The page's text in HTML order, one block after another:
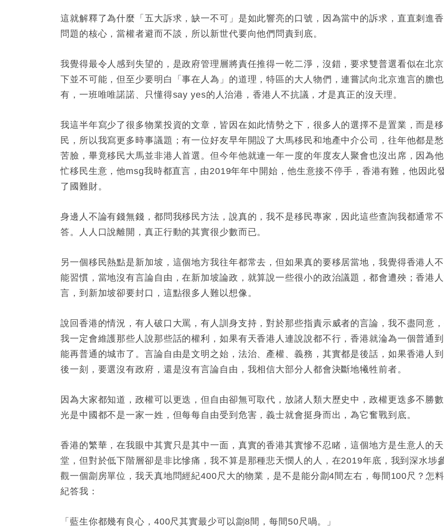
這就解釋了為什麼「五大訴求，缺一不可」是如此響亮的口號，因為當中的訴求，直直刺進
問題的核心，當權者避而不談，所以新世代要向他們問責到底。
我覺得最令人感到失望的，是政府管理層將責任推得一乾二淨，沒錯，要求雙普選看似在北
下並不可能，但至少要明白「事在人為」的道理，特區的大人物們，連嘗試向北京進言的膽
有，一班唯唯諾諾、只懂得say yes的人治港，香港人不抗議，才是真正的沒天理。
我這半年寫少了很多物業投資的文章，皆因在如此情勢之下，很多人的選擇不是置業，而是移
民，所以我寫更多時事議題；有一位好友早年開設了大馬移民和地產中介公司，往年他都是
苦臉，畢竟移民大馬並非港人首選。但今年他就連一年一度的年度友人聚會也沒出席，因為
忙移民生意，他msg我時都直言，由2019年年中開始，他生意接不停手，香港有難，他因此
了國難財。
身邊人不論有錢無錢，都問我移民方法，說真的，我不是移民專家，因此這些查詢我都通常不
答。人人口說離開，真正行動的其實很少數而已。
另一個移民熱點是新加坡，這個地方我往年都常去，但如果真的要移居當地，我覺得香港人
能習慣，當地沒有言論自由，在新加坡論政，就算說一些很小的政治議題，都會遭殃；香港
言，到新加坡卻要封口，這點很多人難以想像。
說回香港的情況，有人破口大罵，有人訓身支持，對於那些指責示威者的言論，我不盡同意
我一定會維護那些人說那些話的權利，如果有天香港人連說說都不行，香港就淪為一個普通
能再普通的城市了。言論自由是文明之始，法治、產權、義務，其實都是後話，如果香港人
後一刻，要選沒有政府，還是沒有言論自由，我相信大部分人都會決斷地犧牲前者。
因為大家都知道，政權可以更迭，但自由卻無可取代，放諸人類大歷史中，政權更迭多不勝數
光是中國都不是一家一姓，但每每自由受到危害，義士就會挺身而出，為它奮戰到底。
香港的繁華，在我眼中其實只是其中一面，真實的香港其實慘不忍睹，這個地方是生意人的天
堂，但對於低下階層卻是非比慘痛，我不算是那種悲天憫人的人，在2019年底，我到深水埗
觀一個劏房單位，我天真地問經紀400尺大的物業，是不是能分劏4間左右，每間100尺？怎
紀答我：
「藍生你都幾有良心，400尺其實最少可以劏8間，每間50尺喎。」